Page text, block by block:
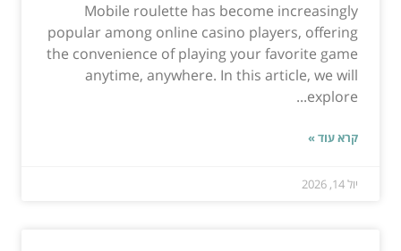
Mobile roulette has become increasingly
popular among online casino players, offering
the convenience of playing your favorite game
anytime, anywhere. In this article, we will
explore...
קרא עוד »
יול 14, 2026